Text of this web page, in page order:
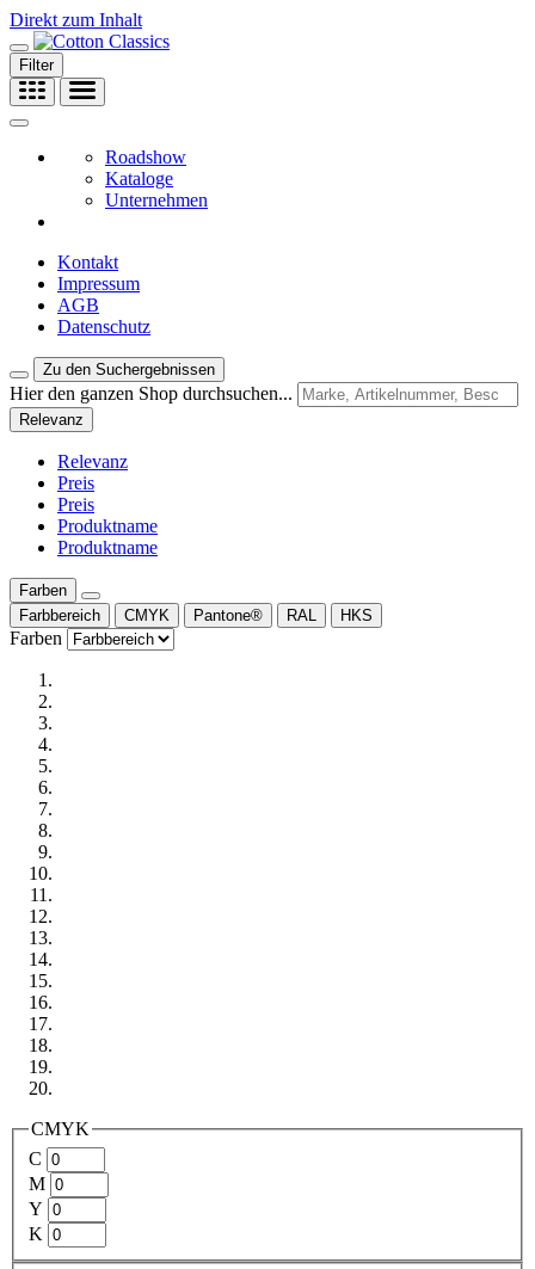
Direkt zum Inhalt
Filter
Roadshow
Kataloge
Unternehmen
Kontakt
Impressum
AGB
Datenschutz
Zu den Suchergebnissen
Hier den ganzen Shop durchsuchen...
Relevanz
Relevanz
Preis
Preis
Produktname
Produktname
Farben
Farbbereich
CMYK Pantone® RAL HKS
Farben
CMYK
C
M
Y
K